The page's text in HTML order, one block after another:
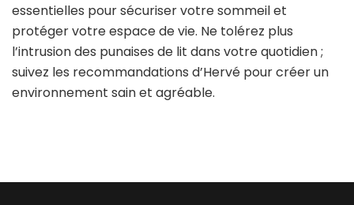
essentielles pour sécuriser votre sommeil et
protéger votre espace de vie. Ne tolérez plus
l’intrusion des punaises de lit dans votre quotidien ;
suivez les recommandations d’Hervé pour créer un
environnement sain et agréable.